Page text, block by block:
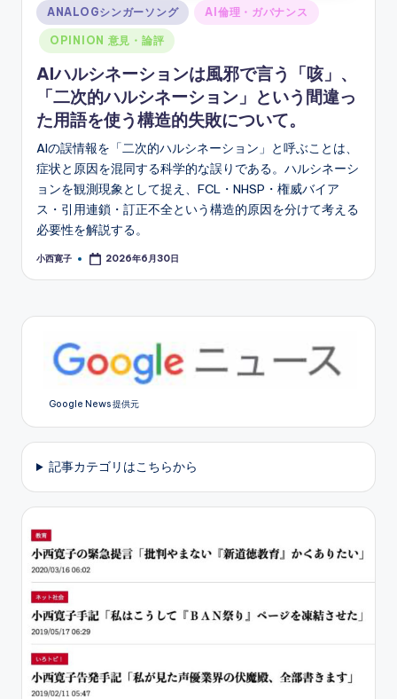
Posted
in
ANALOGシンガーソング AI倫理・ガバナンス
OPINION 意見・論評
AIハルシネーションは風邪で言う「咳」、
「二次的ハルシネーション」という間違っ
た用語を使う構造的失敗について。
AIの誤情報を「二次的ハルシネーション」と呼ぶことは、
症状と原因を混同する科学的な誤りである。ハルシネーシ
ョンを観測現象として捉え、FCL・NHSP・権威バイア
ス・引用連鎖・訂正不全という構造的原因を分けて考える
必要性を解説する。
Posted
小西寛子 2026年6月30日
Google News 提供元
記事カテゴリはこちらから